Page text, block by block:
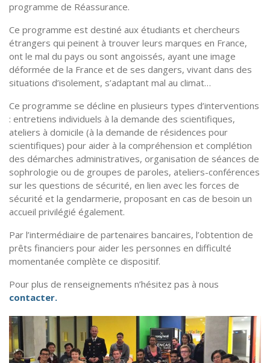
programme de Réassurance.
Ce programme est destiné aux étudiants et chercheurs
étrangers qui peinent à trouver leurs marques en France,
ont le mal du pays ou sont angoissés, ayant une image
déformée de la France et de ses dangers, vivant dans des
situations d’isolement, s’adaptant mal au climat…
Ce programme se décline en plusieurs types d’interventions
: entretiens individuels à la demande des scientifiques,
ateliers à domicile (à la demande de résidences pour
scientifiques) pour aider à la compréhension et complétion
des démarches administratives, organisation de séances de
sophrologie ou de groupes de paroles, ateliers-conférences
sur les questions de sécurité, en lien avec les forces de
sécurité et la gendarmerie, proposant en cas de besoin un
accueil privilégié également.
Par l’intermédiaire de partenaires bancaires, l’obtention de
prêts financiers pour aider les personnes en difficulté
momentanée complète ce dispositif.
Pour plus de renseignements n’hésitez pas à nous
contacter.